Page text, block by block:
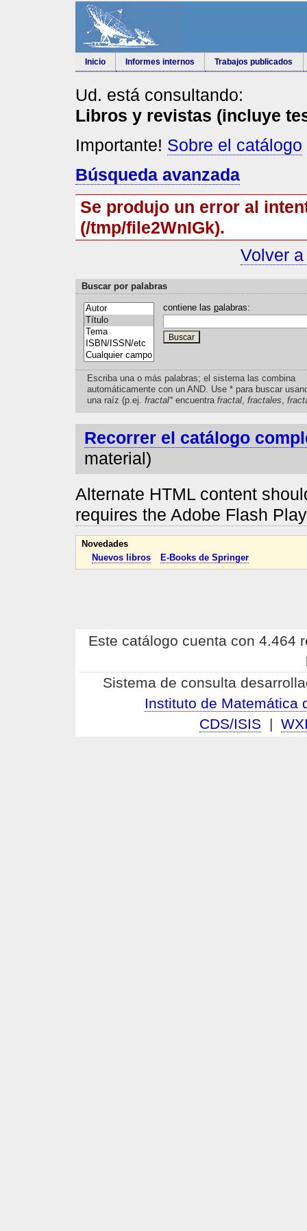
Inicio Informes internos Trabajos publicados
Ud. está consultando:
Libros y revistas (incluye
Importante! Sobre el catálogo
Búsqueda avanzada
Se produjo un error al
(/tmp/file2WnIGk).
Volver
Buscar por palabras
contiene las palabras:
Escriba una o más palabras; el sistema las combina
automáticamente con un AND. Use * para buscar
una raíz (p.ej. fractal*encuentra fractal, fractales
Recorrer el catálogo
material)
Alternate HTML content
requires the Adobe Flash
Novedades
Nuevos libros
E-Books de Springer
Este catálogo cuenta con 4.464
Sistema de consulta
Instituto de Matemática
CDS/ISIS |